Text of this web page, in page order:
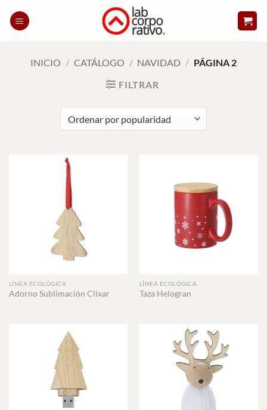
INICIO / CATÁLOGO / NAVIDAD / PÁGINA 2
FILTRAR
LÍNEA ECOLÓGICA
Adorno Sublimación Clixar
LÍNEA ECOLÓGICA
Taza Helogran